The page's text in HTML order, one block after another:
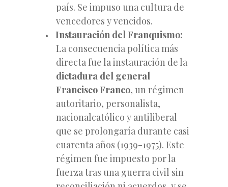
país. Se impuso una cultura de
vencedores y vencidos.
Instauración del Franquismo:
La consecuencia política más
directa fue la instauración de la
dictadura del general
Francisco Franco, un régimen
autoritario, personalista,
nacionalcatólico y antiliberal
que se prolongaría durante casi
cuarenta años (1939-1975). Este
régimen fue impuesto por la
fuerza tras una guerra civil sin